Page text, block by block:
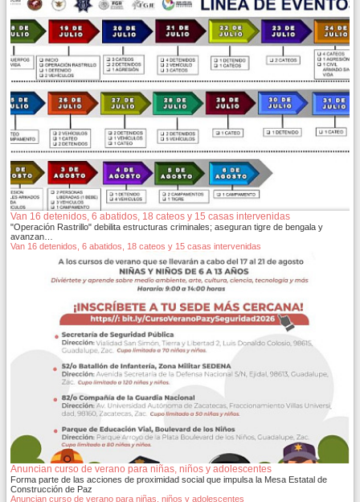
Van 16 detenidos, 6 abatidos, 18 cateos y 15 casas intervenidas
"Operación Rastrillo" debilita estructuras criminales; aseguran tigre de bengala y
avanzan…
Van 16 detenidos, 6 abatidos, 18 cateos y 15 casas intervenidas
Anuncian curso de verano para niñas, niños y adolescentes
Forma parte de las acciones de proximidad social que impulsa la Mesa Estatal de
Construcción de Paz
Anuncian curso de verano para niñas, niños y adolescentes